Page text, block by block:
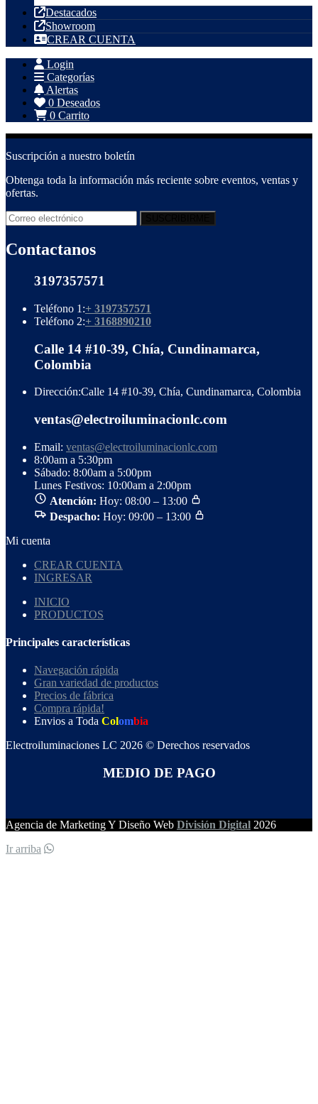
Destacados
Showroom
CREAR CUENTA
Login
Categorías
Alertas
0 Deseados
0 Carrito
Suscripción a nuestro boletín
Obtenga toda la información más reciente sobre eventos, ventas y
ofertas.
Contactanos
3197357571
Teléfono 1:+ 3197357571
Teléfono 2:+ 3168890210
Calle 14 #10-39, Chía, Cundinamarca,
Colombia
Dirección:Calle 14 #10-39, Chía, Cundinamarca, Colombia
ventas@electroiluminacionlc.com
Email: ventas@electroiluminacionlc.com
8:00am a 5:30pm
Sábado: 8:00am a 5:00pm
Lunes Festivos: 10:00am a 2:00pm
Atención: Hoy: 08:00 – 13:00
Despacho: Hoy: 09:00 – 13:00
Mi cuenta
CREAR CUENTA
INGRESAR
INICIO
PRODUCTOS
Principales características
Navegación rápida
Gran variedad de productos
Precios de fábrica
Compra rápida!
Envios a Toda Colombia
Electroiluminaciones LC 2026 © Derechos reservados
MEDIO DE PAGO
Agencia de Marketing Y Diseño Web División Digital 2026
Ir arriba